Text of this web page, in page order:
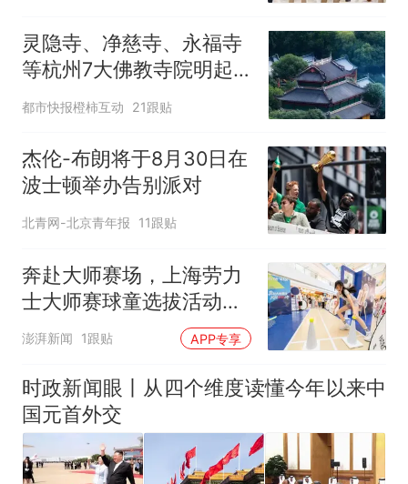
灵隐寺、净慈寺、永福寺
等杭州7大佛教寺院明起
临时关闭，别跑空了
都市快报橙柿互动 21跟贴
杰伦-布朗将于8月30日在
波士顿举办告别派对
北青网-北京青年报 11跟贴
奔赴大师赛场，上海劳力
士大师赛球童选拔活动启
动
澎湃新闻 1跟贴 APP专享
时政新闻眼丨从四个维度读懂今年以来中
国元首外交